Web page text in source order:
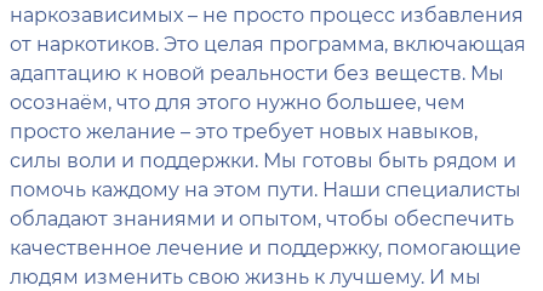
наркозависимых – не просто процесс избавления
от наркотиков. Это целая программа, включающая
адаптацию к новой реальности без веществ. Мы
осознаём, что для этого нужно большее, чем
просто желание – это требует новых навыков,
силы воли и поддержки. Мы готовы быть рядом и
помочь каждому на этом пути. Наши специалисты
обладают знаниями и опытом, чтобы обеспечить
качественное лечение и поддержку, помогающие
людям изменить свою жизнь к лучшему. И мы